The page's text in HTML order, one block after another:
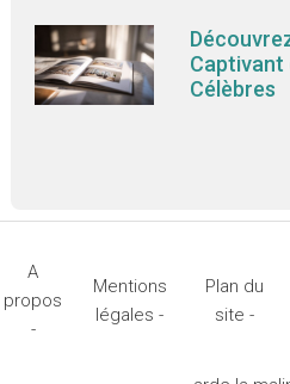
Captivant
Célèbres
A
propos
-
Mentions
légales -
Plan du
site -